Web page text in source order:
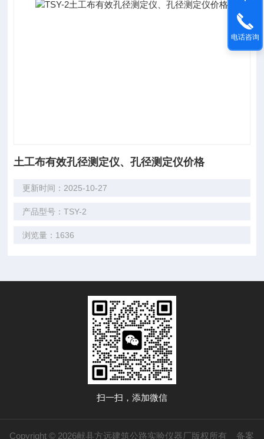
土工布有效孔径测定仪、孔径测定仪价格
更新时间：2025-10-27
产品型号：TSY-2
浏览量：1636
扫一扫，添加微信
Copyright © 2026献县方远建筑公路实验仪器厂版权所有 备案
电话咨询